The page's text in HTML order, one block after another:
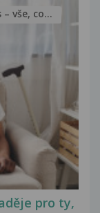
pro ty,
vše, co...